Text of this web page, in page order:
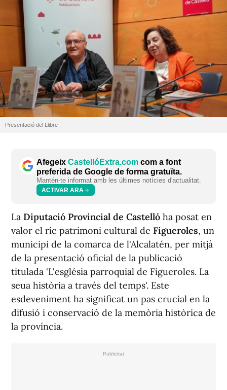
Presentació del Llibre
Afegeix CastellóExtra.com com a font
preferida de Google de forma gratuïta.
Mantén-te informat amb les últimes notícies d'actualitat.
ACTIVAR ARA
La Diputació Provincial de Castelló ha posat en
valor el ric patrimoni cultural de Figueroles, un
municipi de la comarca de l'Alcalatén, per mitjà
de la presentació oficial de la publicació
titulada 'L'església parroquial de Figueroles. La
seua història a través del temps'. Este
esdeveniment ha significat un pas crucial en la
difusió i conservació de la memòria històrica de
la província.